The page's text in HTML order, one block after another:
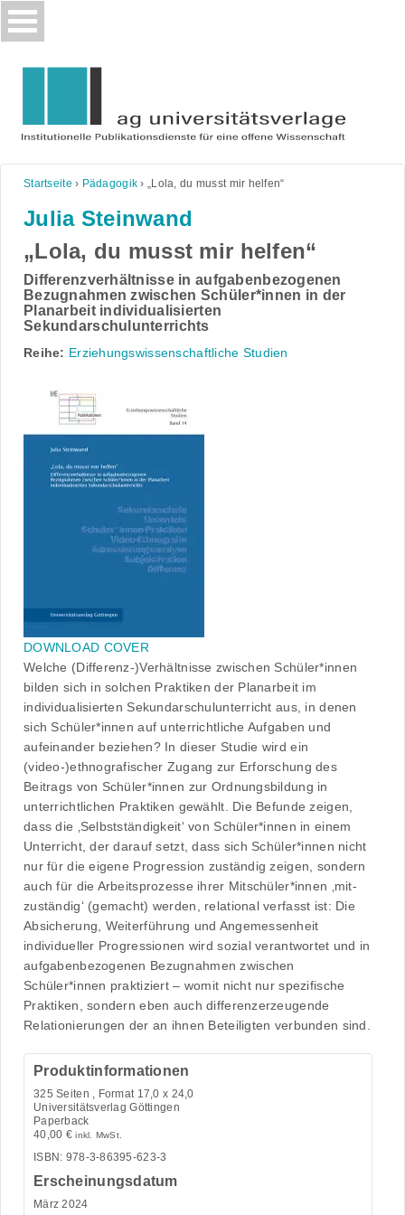
Skip
to
Startseite › Pädagogik ›„Lola, du musst mir helfen“
Julia Steinwand
„Lola, du musst mir helfen“
Differenzverhältnisse in aufgabenbezogenen
Bezugnahmen zwischen Schüler*innen in der
Planarbeit individualisierten
Sekundarschulunterrichts
Reihe: Erziehungswissenschaftliche Studien
DOWNLOAD COVER
Welche (Differenz-)Verhältnisse zwischen Schüler*innen
bilden sich in solchen Praktiken der Planarbeit im
individualisierten Sekundarschulunterricht aus, in denen
sich Schüler*innen auf unterrichtliche Aufgaben und
aufeinander beziehen? In dieser Studie wird ein
(video-)ethnografischer Zugang zur Erforschung des
Beitrags von Schüler*innen zur Ordnungsbildung in
unterrichtlichen Praktiken gewählt. Die Befunde zeigen,
dass die ‚Selbstständigkeit‘ von Schüler*innen in einem
Unterricht, der darauf setzt, dass sich Schüler*innen nicht
nur für die eigene Progression zuständig zeigen, sondern
auch für die Arbeitsprozesse ihrer Mitschüler*innen ‚mit-
zuständig‘ (gemacht) werden, relational verfasst ist: Die
Absicherung, Weiterführung und Angemessenheit
individueller Progressionen wird sozial verantwortet und in
aufgabenbezogenen Bezugnahmen zwischen
Schüler*innen praktiziert – womit nicht nur spezifische
Praktiken, sondern eben auch differenzerzeugende
Relationierungen der an ihnen Beteiligten verbunden sind.
Produktinformationen
325 Seiten , Format 17,0 x 24,0
Universitätsverlag Göttingen
Paperback
40,00 € inkl. MwSt.
ISBN: 978-3-86395-623-3
Erscheinungsdatum
März 2024